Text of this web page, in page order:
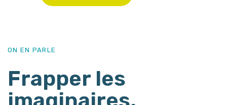
ON EN PARLE
Frapper les